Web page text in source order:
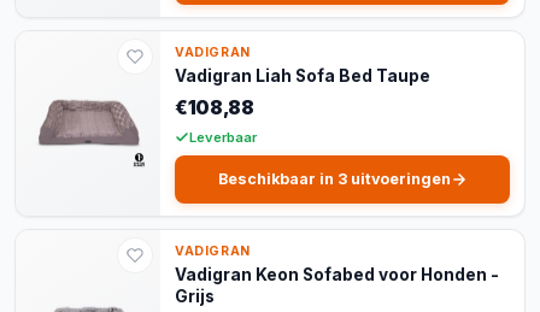
VADIGRAN
Vadigran Liah Sofa Bed Taupe
€108,88
Leverbaar
Beschikbaar in 3 uitvoeringen
VADIGRAN
Vadigran Keon Sofabed voor Honden -
Grijs